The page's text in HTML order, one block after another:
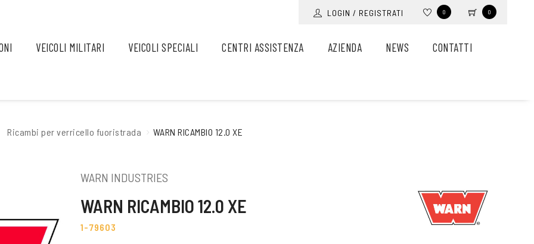
LOGIN / REGISTRATI 0 0
VEICOLI MILITARI VEICOLI SPECIALI CENTRI ASSISTENZA AZIENDA NEWS CONTATTI
Ricambi per verricello fuoristrada WARN RICAMBIO 12.0 XE
WARN INDUSTRIES
WARN RICAMBIO 12.0 XE
1-79603